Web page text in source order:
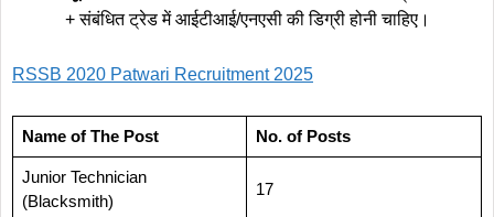
+ संबंधित ट्रेड में आईटीआई/एनएसी की डिग्री होनी चाहिए।
RSSB 2020 Patwari Recruitment 2025
Name of The Post No. of Posts
Junior Technician
(Blacksmith)
17